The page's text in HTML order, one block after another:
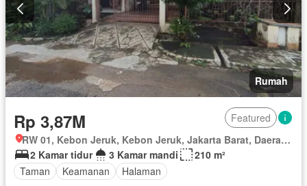
Rumah
Rp 3,87M
Featured
RW 01, Kebon Jeruk, Kebon Jeruk, Jakarta Barat, Daerah Khusus Ibukota Jakarta
2 Kamar tidur
3 Kamar mandi
210 m²
Taman
Keamanan Halaman